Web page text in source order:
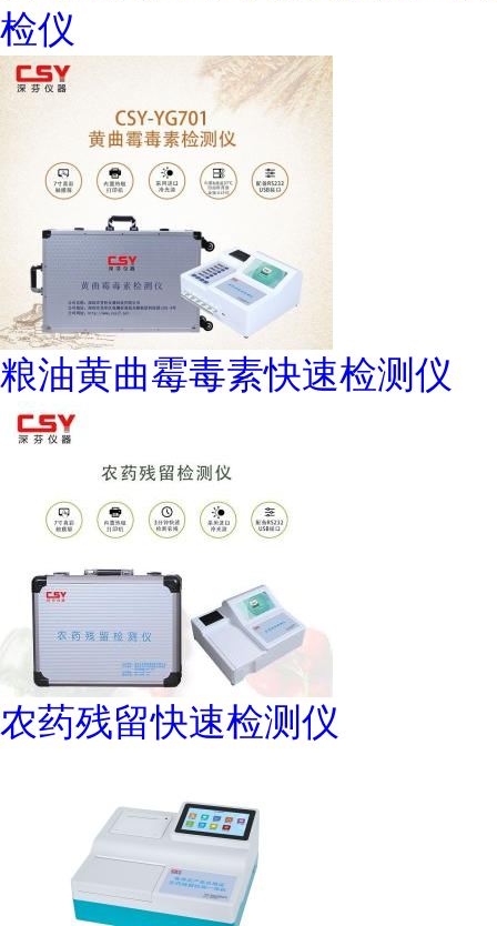
检仪
粮油黄曲霉毒素快速检测仪
农药残留快速检测仪